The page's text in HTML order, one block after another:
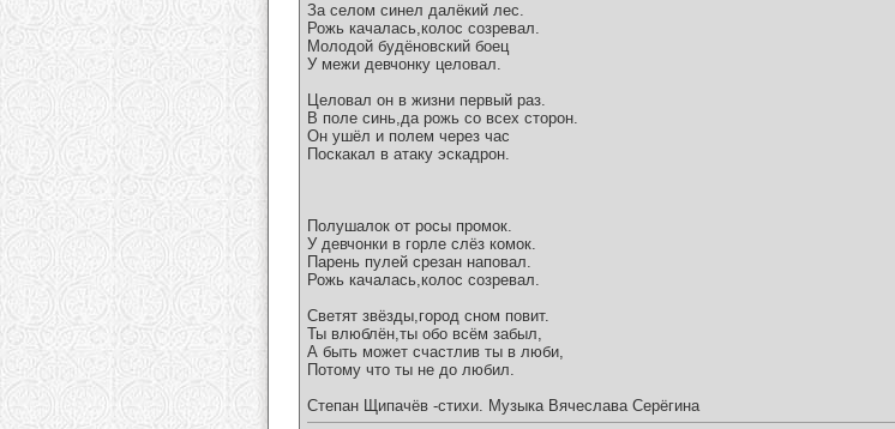
За селом синел далёкий лес.
Рожь качалась,колос созревал.
Молодой будёновский боец
У межи девчонку целовал.
Целовал он в жизни первый раз.
В поле синь,да рожь со всех сторон.
Он ушёл и полем через час
Поскакал в атаку эскадрон.
Полушалок от росы промок.
У девчонки в горле слёз комок.
Парень пулей срезан наповал.
Рожь качалась,колос созревал.
Светят звёзды,город сном повит.
Ты влюблён,ты обо всём забыл,
А быть может счастлив ты в люби,
Потому что ты не до любил.
Степан Щипачёв -стихи. Музыка Вячеслава Серёгина